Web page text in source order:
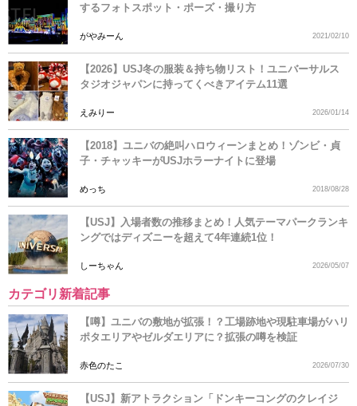
するフォトスポット・ポーズ・撮り方
がやみーん 2021/02/10
【2026】USJ冬の服装＆持ち物リスト！ユニバーサルス
タジオジャパンに持ってくべきアイテム11選
えみりー 2026/01/14
【2018】ユニバの絶叫ハロウィーンまとめ！ゾンビ・貞
子・チャッキーがUSJホラーナイトに登場
めっち 2018/08/28
【USJ】入場者数の推移まとめ！人気テーマパークランキ
ングではディズニーを超えて4年連続1位！
しーちゃん 2026/05/07
カテゴリ新着記事
【噂】ユニバの敷地が拡張！？工場跡地や現駐車場がハリ
ポタエリアやゼルダエリアに？拡張の噂を検証
赤色のたこ 2026/07/30
【USJ】新アトラクション「ドンキーコングのクレイジ